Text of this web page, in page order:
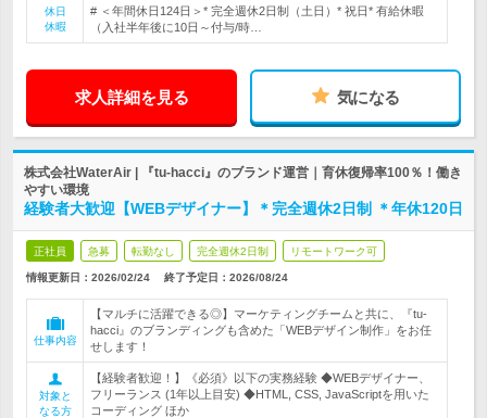
休日
休暇
# ＜年間休日124日＞* 完全週休2日制（土日）* 祝日* 有給休暇
（入社半年後に10日～付与/時…
求人詳細を見る 気になる
株式会社WaterAir | 『tu-hacci』のブランド運営｜育休復帰率100％！働き
やすい環境
経験者大歓迎【WEBデザイナー】＊完全週休2日制 ＊年休120日
正社員 急募 転勤なし 完全週休2日制 リモートワーク可
情報更新日：2026/02/24 終了予定日： 2026/08/24
仕事内容
【マルチに活躍できる◎】マーケティングチームと共に、『tu-
hacci』のブランディングも含めた「WEBデザイン制作」をお任
せします！
対象と
なる方
【経験者歓迎！】《必須》以下の実務経験 ◆WEBデザイナー、
フリーランス (1年以上目安) ◆HTML, CSS, JavaScriptを用いた
コーディング ほか